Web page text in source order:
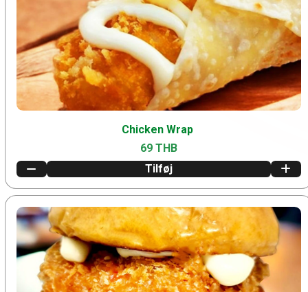
Chicken Wrap
69 THB
Tilføj